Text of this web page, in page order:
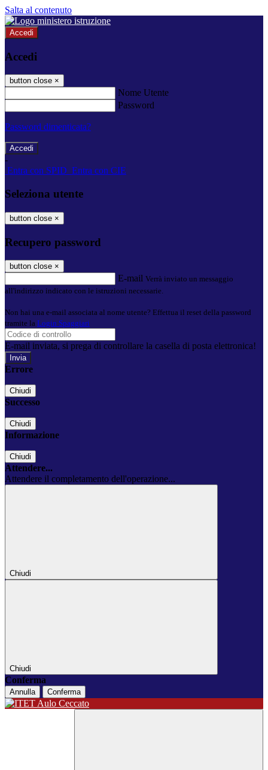
Salta al contenuto
Accedi
Accedi
button close ×
Nome Utente
Password
Password dimenticata?
-
Entra con SPID Entra con CIE
Seleziona utente
button close ×
Recupero password
button close ×
E-mail Verrà inviato un messaggio
all'indirizzo indicato con le istruzioni necessarie.
Non hai una e-mail associata al nome utente? Effettua il reset della password
tramite la Login Spaggiari
E-mail inviata, si prega di controllare la casella di posta elettronica!
Errore
Chiudi
Successo
Chiudi
Informazione
Chiudi
Attendere...
Attendere il completamento dell'operazione...
Chiudi
Chiudi
Conferma
Annulla Conferma